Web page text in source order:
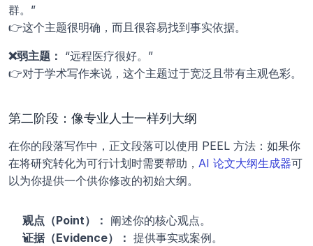
群。”
👉这个主题很明确，而且很容易找到事实依据。
❌弱主题： “远程医疗很好。”
👉对于学术写作来说，这个主题过于宽泛且带有主观色彩。
第二阶段：像专业人士一样列大纲
在你的段落写作中，正文段落可以使用 PEEL 方法：如果你
在将研究转化为可行计划时需要帮助， AI 论文大纲生成器可
以为你提供一个供你修改的初始大纲。
观点（Point）： 阐述你的核心观点。
证据（Evidence）： 提供事实或案例。